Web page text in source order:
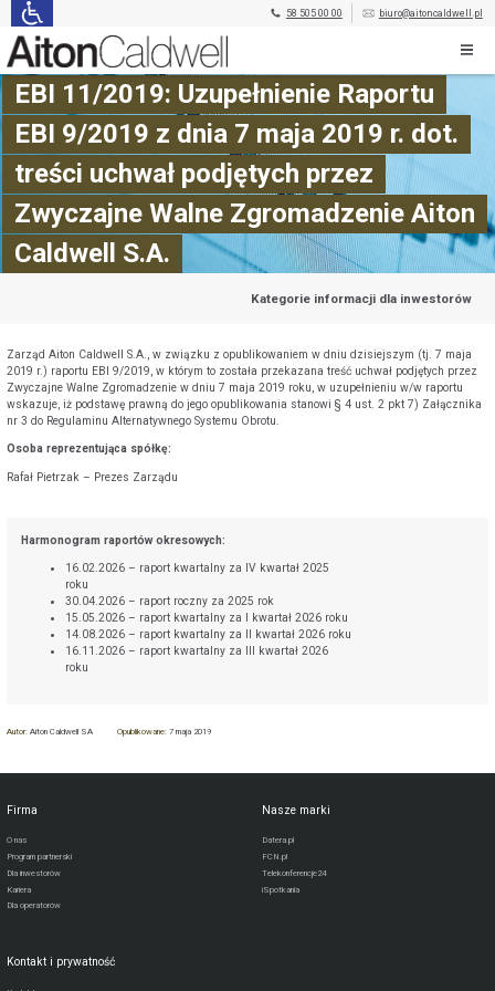
58 505 00 00 biuro@aitoncaldwell.pl
EBI 11/2019: Uzupełnienie Raportu
EBI 9/2019 z dnia 7 maja 2019 r. dot.
treści uchwał podjętych przez
Zwyczajne Walne Zgromadzenie Aiton
Caldwell S.A.
Kategorie informacji dla inwestorów
Zarząd Aiton Caldwell S.A., w związku z opublikowaniem w dniu dzisiejszym (tj. 7 maja
2019 r.) raportu EBI 9/2019, w którym to została przekazana treść uchwał podjętych przez
Zwyczajne Walne Zgromadzenie w dniu 7 maja 2019 roku, w uzupełnieniu w/w raportu
wskazuje, iż podstawę prawną do jego opublikowania stanowi § 4 ust. 2 pkt 7) Załącznika
nr 3 do Regulaminu Alternatywnego Systemu Obrotu.
Osoba reprezentująca spółkę:
Rafał Pietrzak – Prezes Zarządu
Harmonogram raportów okresowych:
16.02.2026 – raport kwartalny za IV kwartał 2025
roku
30.04.2026 – raport roczny za 2025 rok
15.05.2026 – raport kwartalny za I kwartał 2026 roku
14.08.2026 – raport kwartalny za II kwartał 2026 roku
16.11.2026 – raport kwartalny za III kwartał 2026
roku
Autor:Aiton Caldwell SA Opublikowane: 7 maja 2019
Firma
O nas
Program partnerski
Dla inwestorów
Kariera
Dla operatorów
Nasze marki
Datera.pl
FCN.pl
Telekonferencje24
iSpotkania
Kontakt i prywatność